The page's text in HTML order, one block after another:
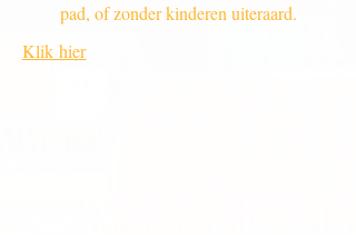
pad, of zonder kinderen uiteraard.
Klik hier